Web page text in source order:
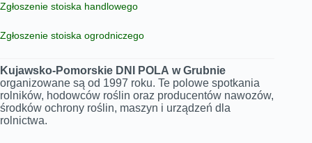
Zgłoszenie stoiska handlowego
Zgłoszenie stoiska ogrodniczego
Kujawsko-Pomorskie DNI POLA w Grubnie
organizowane są od 1997 roku. Te polowe spotkania
rolników, hodowców roślin oraz producentów nawozów,
środków ochrony roślin, maszyn i urządzeń dla
rolnictwa.